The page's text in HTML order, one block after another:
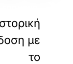
με
το